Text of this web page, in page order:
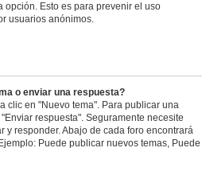
opción. Esto es para prevenir el uso
usuarios anónimos.
o enviar una respuesta?
clic en "Nuevo tema". Para publicar una
respuesta". Seguramente necesite
y responder. Abajo de cada foro encontrará
Puede publicar nuevos temas, Puede